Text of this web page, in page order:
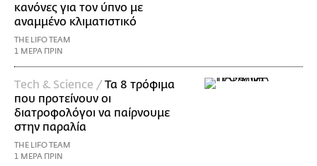
κανόνες για τον ύπνο με
αναμμένο κλιματιστικό
THE LIFO TEAM
1 ΜΕΡΑ ΠΡΙΝ
Τech & Science / Τα 8 τρόφιμα
που προτείνουν οι
διατροφολόγοι να παίρνουμε
στην παραλία
THE LIFO TEAM
1 ΜΕΡΑ ΠΡΙΝ